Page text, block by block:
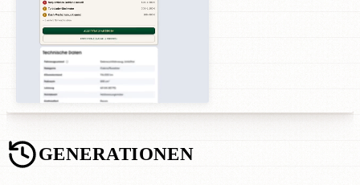
GENERATIONEN